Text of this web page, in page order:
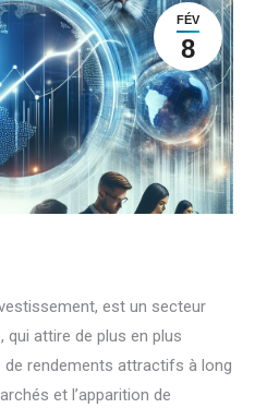
FÉV
8
est un secteur
qui attire de plus en plus
de rendements attractifs à long
et l’apparition de